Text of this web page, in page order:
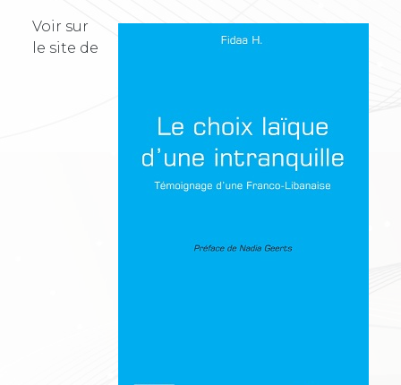
Voir sur
le site de